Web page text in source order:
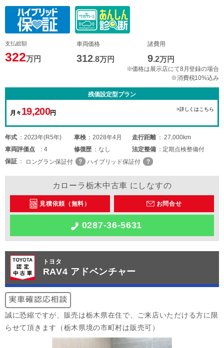
支払総額
322万円
車両価格
312.8万円
諸費用
9.2万円
※価格は展示店にて8月登録の場合
※消費税10%込み
残価設定型プラン
月々 19,200円
>詳しくはこちら
年式 2023年(R5年) 車検 2028年4月 走行距離
27,000km
車両評価点 4 修復歴 なし 法定整備
定期点検整備付
保証
ロングラン保証付 ハイブリッド保証付
カローラ栃木中古車 にしなすの
見積依頼（無料） お問合せ
0287-36-5631
トヨタ
RAV4 アドベンチャー
誠に恐縮ですが、販売は栃木県在住で、ご来店いただける方に限
らせて頂きます（栃木県境の市町村は販売可）